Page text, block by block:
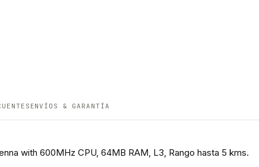
ENVÍOS & GARANTÍA
with 600MHz CPU, 64MB RAM, L3, Rango hasta 5 kms.